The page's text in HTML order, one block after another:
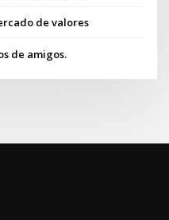
de valores
de amigos.